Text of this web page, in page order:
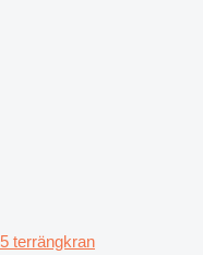
terrängkran